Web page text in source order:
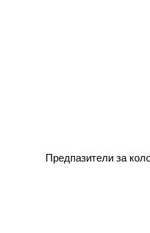
Предпазители за